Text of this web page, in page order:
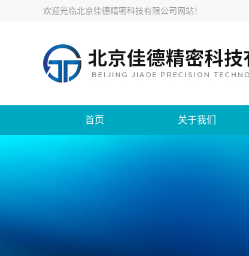
欢迎光临北京佳德精密科技有限公司网站！
首页 关于我们